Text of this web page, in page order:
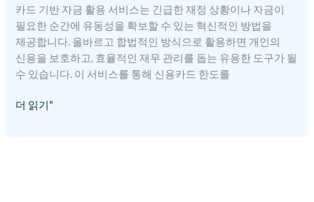
카드 기반 자금 활용 서비스는 긴급한 재정 상황이나 자금이
필요한 순간에 유동성을 확보할 수 있는 혁신적인 방법을
제공합니다. 올바르고 합법적인 방식으로 활용하면 개인의
신용을 보호하고, 효율적인 재무 관리를 돕는 유용한 도구가 될
수 있습니다. 이 서비스를 통해 신용카드 한도를
더 읽기"